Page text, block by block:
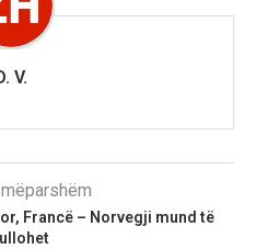
V.
Francë – Norvegji mund të